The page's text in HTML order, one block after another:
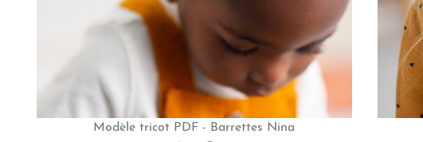
Modèle tricot PDF - Barrettes Nina